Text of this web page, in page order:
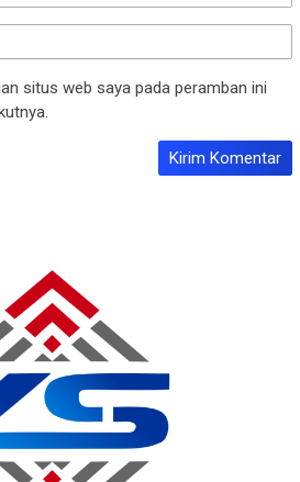
situs web saya pada peramban ini